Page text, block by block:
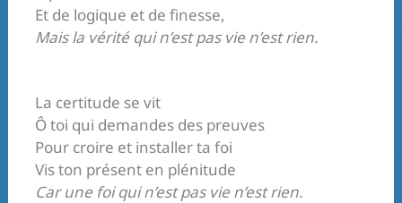
Et de logique et de finesse,
Mais la vérité qui n’est pas vie n’est rien.
La certitude se vit
Ô toi qui demandes des preuves
Pour croire et installer ta foi
Vis ton présent en plénitude
Car une foi qui n’est pas vie n’est rien.